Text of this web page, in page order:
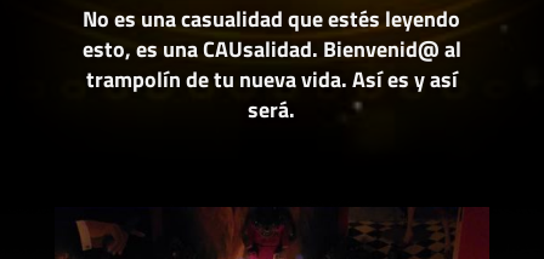
No es una casualidad que estés leyendo
esto, es una CAUsalidad. Bienvenid@ al
trampolín de tu nueva vida. Así es y así
será.